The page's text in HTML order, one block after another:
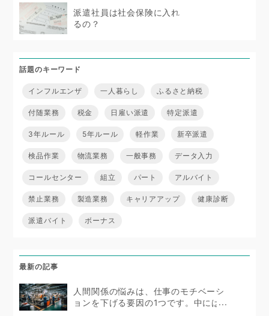
派遣社員は社会保険に入れ
るの？
話題のキーワード
インフルエンザ 一人暮らし ふるさと納税
付随業務 税金 日雇い派遣 特定派遣
3年ルール 5年ルール 軽作業 新卒派遣
検品作業 物流業務 一般事務 データ入力
コールセンター 組立 パート アルバイト
禁止業務 製造業務 キャリアアップ 健康診断
派遣バイト ボーナス
最新の記事
人間関係の悩みは、仕事のモチベーシ
ョンを下げる要因の1つです。中にはス